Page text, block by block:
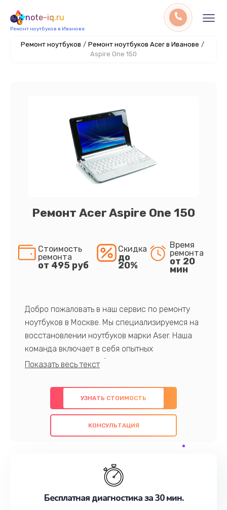
note-iq.ru
Ремонт ноутбуков в Иванове
Ремонт ноутбуков / Ремонт ноутбуков Acer в Иванове /
Aspire One 150
Ремонт Acer Aspire One 150
Стоимость
ремонта
от 495 руб
Скидка
до
20%
Время
ремонта
от 20
мин
Добро пожаловать в наш сервис по ремонту
ноутбуков в Москве. Мы специализируемся на
восстановлении ноутбуков марки Aser. Наша
команда включает в себя опытных
профессионалов с обширными знаниями и
предлагаем быстрый и качественный ремонт с
использованием оригинальных компонентов, а
также гарантируем качество всех
проведенных работ. Наша цель - предоставить
наилучшим образом. Не медлите записаться на
УЗНАТЬ СТОИМОСТЬ
КОНСУЛЬТАЦИЯ
Бесплатная диагностика за 30 мин.